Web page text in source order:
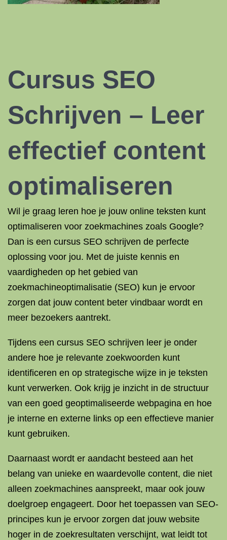
Cursus SEO
Schrijven – Leer
effectief content
optimaliseren
Wil je graag leren hoe je jouw online teksten kunt
optimaliseren voor zoekmachines zoals Google?
Dan is een cursus SEO schrijven de perfecte
oplossing voor jou. Met de juiste kennis en
vaardigheden op het gebied van
zoekmachineoptimalisatie (SEO) kun je ervoor
zorgen dat jouw content beter vindbaar wordt en
meer bezoekers aantrekt.
Tijdens een cursus SEO schrijven leer je onder
andere hoe je relevante zoekwoorden kunt
identificeren en op strategische wijze in je teksten
kunt verwerken. Ook krijg je inzicht in de structuur
van een goed geoptimaliseerde webpagina en hoe
je interne en externe links op een effectieve manier
kunt gebruiken.
Daarnaast wordt er aandacht besteed aan het
belang van unieke en waardevolle content, die niet
alleen zoekmachines aanspreekt, maar ook jouw
doelgroep engageert. Door het toepassen van SEO-
principes kun je ervoor zorgen dat jouw website
hoger in de zoekresultaten verschijnt, wat leidt tot